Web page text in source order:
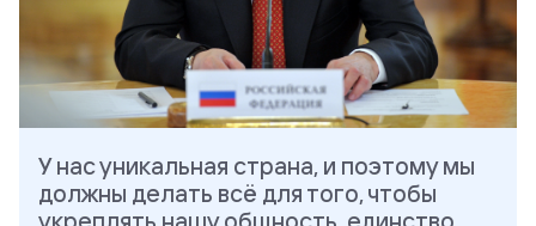
У нас уникальная страна, и поэтому мы
должны делать всё для того, чтобы